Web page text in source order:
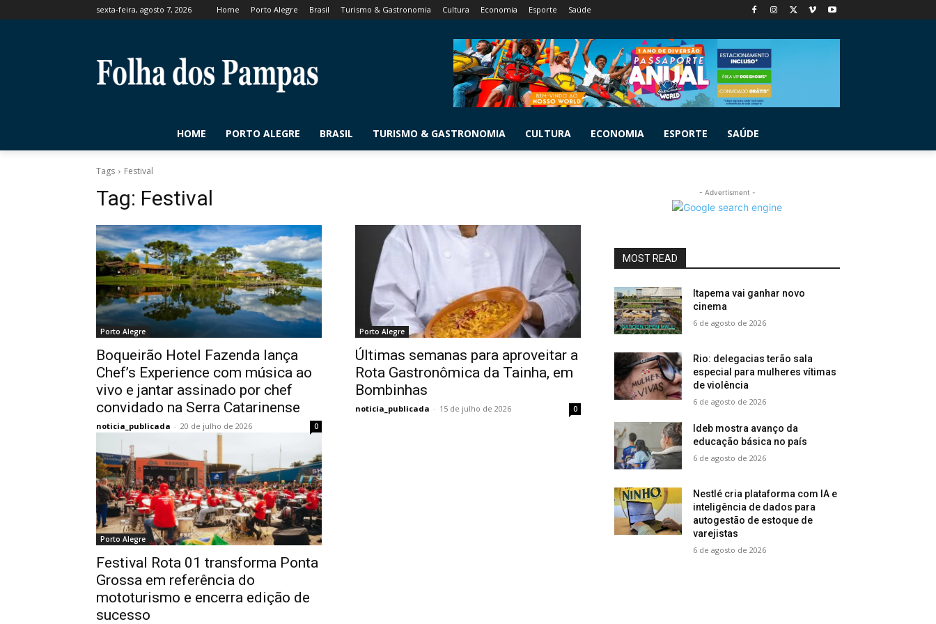
sexta-feira, agosto 7, 2026 Home Porto Alegre Brasil Turismo & Gastronomia Cultura Economia Esporte Saúde
HOME PORTO ALEGRE BRASIL TURISMO & GASTRONOMIA CULTURA ECONOMIA ESPORTE SAÚDE
Tags Festival
Tag: Festival
Porto Alegre
Boqueirão Hotel Fazenda lança
Chef’s Experience com música ao
vivo e jantar assinado por chef
convidado na Serra Catarinense
noticia_publicada - 20 de julho de 2026 0
Porto Alegre
Últimas semanas para aproveitar a
Rota Gastronômica da Tainha, em
Bombinhas
noticia_publicada - 15 de julho de 2026 0
Porto Alegre
Festival Rota 01 transforma Ponta
Grossa em referência do
mototurismo e encerra edição de
sucesso
- Advertisment -
MOST READ
Itapema vai ganhar novo
cinema
6 de agosto de 2026
Rio: delegacias terão sala
especial para mulheres vítimas
de violência
6 de agosto de 2026
Ideb mostra avanço da
educação básica no país
6 de agosto de 2026
Nestlé cria plataforma com IA e
inteligência de dados para
autogestão de estoque de
varejistas
6 de agosto de 2026